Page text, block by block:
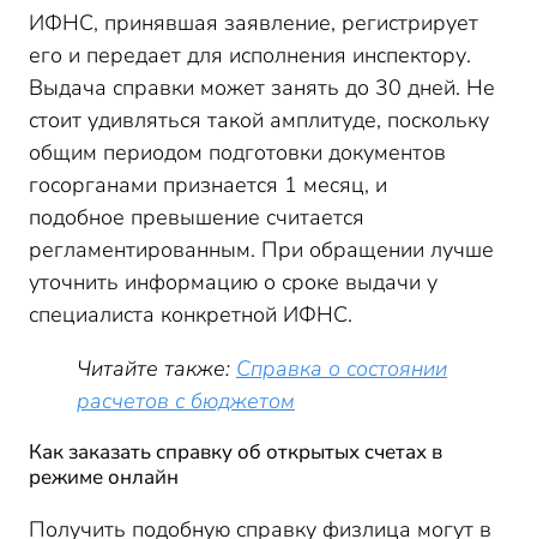
ИФНС, принявшая заявление, регистрирует
его и передает для исполнения инспектору.
Выдача справки может занять до 30 дней. Не
стоит удивляться такой амплитуде, поскольку
общим периодом подготовки документов
госорганами признается 1 месяц, и
подобное превышение считается
регламентированным. При обращении лучше
уточнить информацию о сроке выдачи у
специалиста конкретной ИФНС.
Читайте также: Справка о состоянии
расчетов с бюджетом
Как заказать справку об открытых счетах в
режиме онлайн
Получить подобную справку физлица могут в